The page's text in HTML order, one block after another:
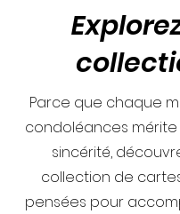
Parce que chaque
condoléances
sincérité,
collection de
pensées pour